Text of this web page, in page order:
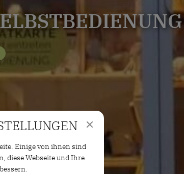
Einige von ihnen sind
diese Webseite und Ihre